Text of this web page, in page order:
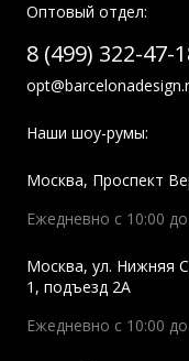
Оптовый отдел:
8 (499) 322-47-
Наши шоу-румы:
Москва, Проспект
Ежедневно с 10:00
Москва, ул. Нижняя
1, подъезд 2A
Ежедневно с 10:00